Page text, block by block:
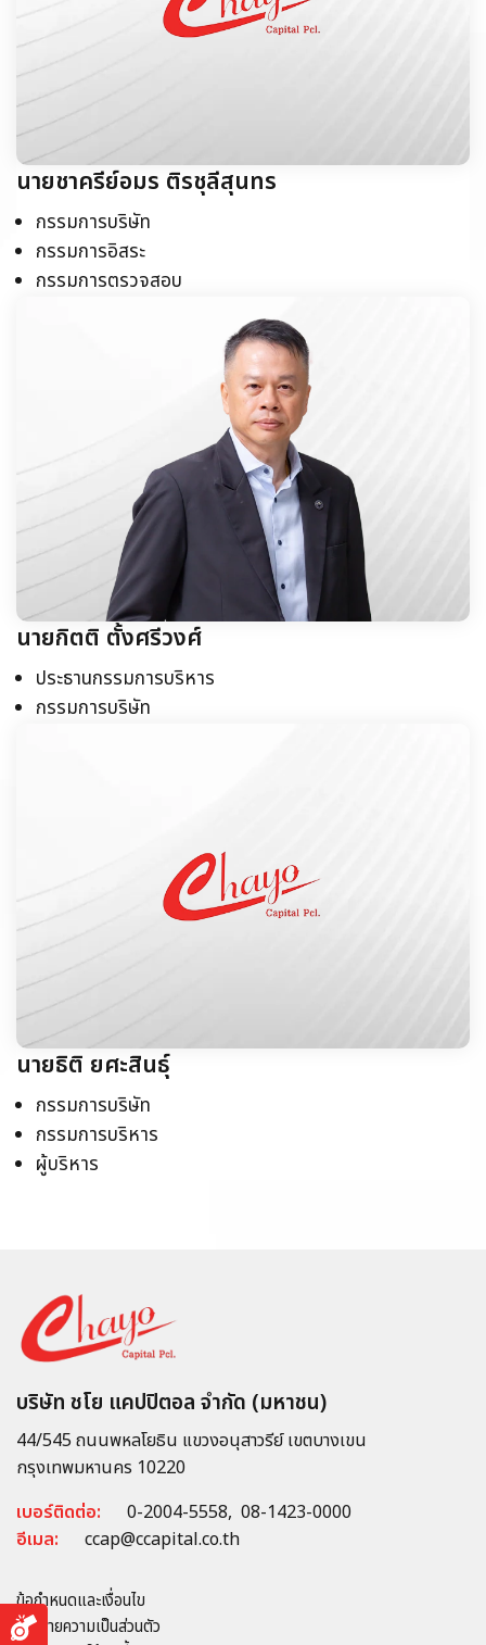
นายชาครีย์อมร ติรชุลีสุนทร
กรรมการบริษัท
กรรมการอิสระ
กรรมการตรวจสอบ
นายกิตติ ตั้งศรีวงศ์
ประธานกรรมการบริหาร
กรรมการบริษัท
นายธิติ ยศะสินธุ์
กรรมการบริษัท
กรรมการบริหาร
ผู้บริหาร
บริษัท ชโย แคปปิตอล จำกัด (มหาชน)
44/545 ถนนพหลโยธิน แขวงอนุสาวรีย์ เขตบางเขน
กรุงเทพมหานคร 10220
เบอร์ติดต่อ:
0-2004-5558, 08-1423-0000
อีเมล:
ccap@ccapital.co.th
ข้อกำหนดและเงื่อนไข
นโยบายความเป็นส่วนตัว